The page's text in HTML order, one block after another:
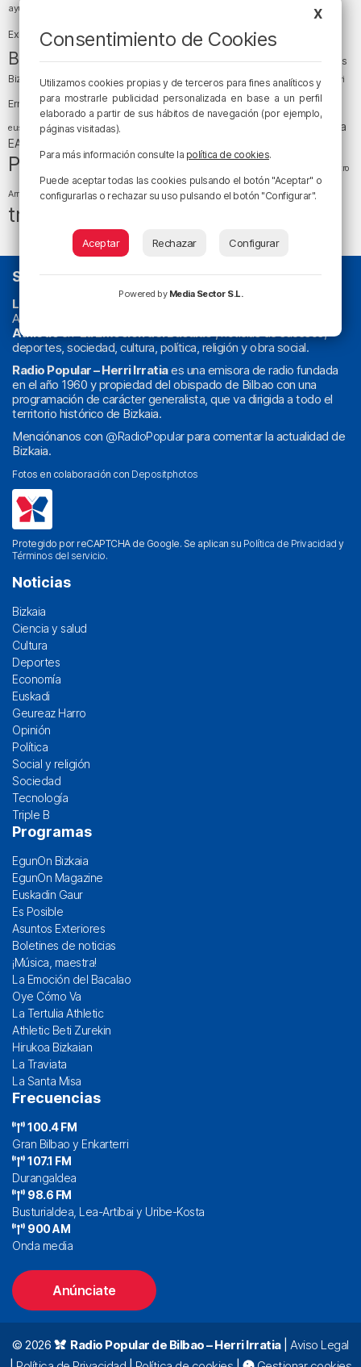
ayuntamiento de Bilbao BEC (Bilbao
Exhibition Center) BilbaoBilbao Basket Bizkaia
Bizkaia y sus comarcas Copa del Rey cultura Cáritas
Bizkaia
Deusto Diócesis de Bilbao Egunon Bizkaia el tiempo Enkarterri
Ernesto Valverde Ertzaintza Euskadi (País Vasco)
euskera fiestas fútbol LaLiga
LaLiga
EA Sports
Política sociedadsucesos Teatro
Arriaga tiempotiempo atmosféricotráfico
tráfico en Bizkaia
SOBRE NOSOTROS
La radio sin cadenas
. Desde 1960 haciendo radio en Bilbao.
Actualidad y
Athletic
deportes, sociedad, cultura, política, religión y obra social.
Radio Popular – Herri Irratiaes una emisora de radio fundada
en el año 1960 y propiedad del obispado de Bilbao con una
programación de carácter generalista, que va dirigida a todo el
territorio histórico de Bizkaia.
Menciónanos con @RadioPopularpara comentar la actualidad de
Bizkaia.
Fotos en colaboración con Depositphotos
Protegido por reCAPTCHA de Google. Se aplican su Política de Privacidad y
Términos del servicio.
Noticias
Bizkaia
Ciencia y salud
Cultura
Deportes
Economía
Euskadi
Geureaz Harro
Opinión
Política
Social y religión
Sociedad
Tecnología
Triple B
Programas
EgunOn Bizkaia
EgunOn Magazine
Euskadin Gaur
Es Posible
Asuntos Exteriores
Boletines de noticias
¡Música, maestra!
La Emoción del Bacalao
Oye Cómo Va
La Tertulia Athletic
Athletic Beti Zurekin
Hirukoa Bizkaian
La Traviata
La Santa Misa
Frecuencias
100.4 FM
Gran Bilbao y Enkarterri
107.1 FM
Durangaldea
98.6 FM
Busturialdea, Lea-Artibai y Uribe-Kosta
900 AM
Onda media
Anúnciate
© 2026 Radio Popular de Bilbao – Herri Irratia| Aviso Legal
X
Consentimiento de Cookies
Utilizamos cookies propias y de terceros para fines analíticos y
para mostrarle publicidad personalizada en base a un perfil
elaborado a partir de sus hábitos de navegación (por ejemplo,
páginas visitadas).
Para más información consulte la política de cookies.
Puede aceptar todas las cookies pulsando el botón "Aceptar" o
configurarlas o rechazar su uso pulsando el botón "Configurar".
Aceptar Rechazar Configurar
Powered by Media Sector S.L.